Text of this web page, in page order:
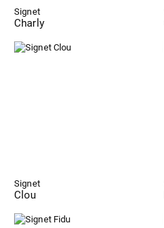
Signet
Charly
Signet
Clou